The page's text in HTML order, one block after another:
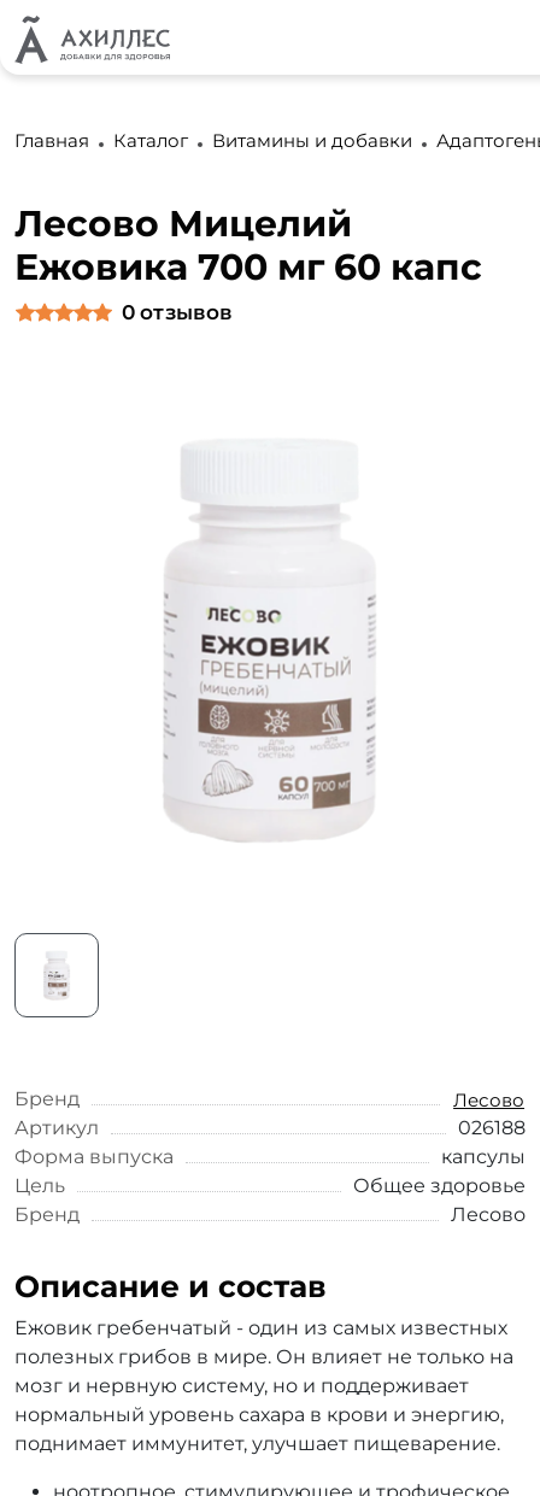
Главная Каталог Витамины и добавки
Лесово Мицелий
Ежовика 700 мг 60 капс
0 отзывов
Бренд
Лесово
Артикул
026188
Форма выпуска
капсулы
Цель
Общее здоровье
Бренд
Лесово
Описание и состав
Ежовик гребенчатый - один из самых известных
полезных грибов в мире. Он влияет не только на
мозг и нервную систему, но и поддерживает
нормальный уровень сахара в крови и энергию,
поднимает иммунитет, улучшает пищеварение.